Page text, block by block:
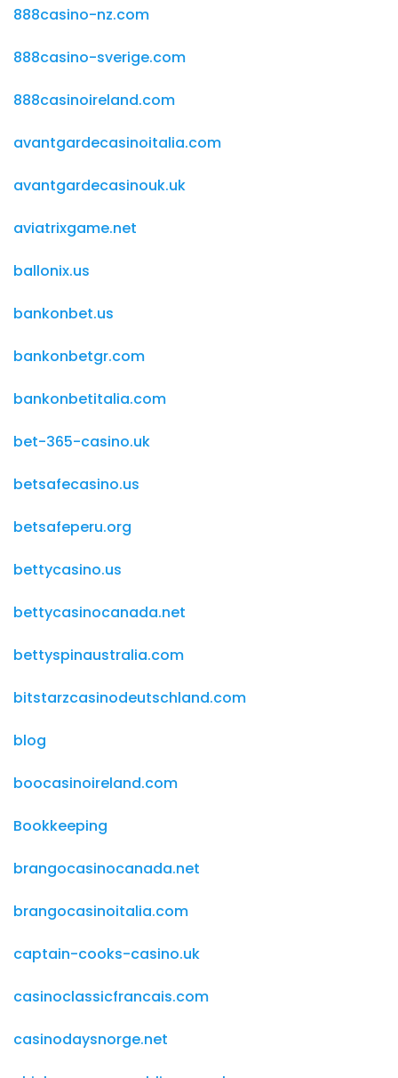
888casino-nz.com
888casino-sverige.com
888casinoireland.com
avantgardecasinoitalia.com
avantgardecasinouk.uk
aviatrixgame.net
ballonix.us
bankonbet.us
bankonbetgr.com
bankonbetitalia.com
bet-365-casino.uk
betsafecasino.us
betsafeperu.org
bettycasino.us
bettycasinocanada.net
bettyspinaustralia.com
bitstarzcasinodeutschland.com
blog
boocasinoireland.com
Bookkeeping
brangocasinocanada.net
brangocasinoitalia.com
captain-cooks-casino.uk
casinoclassicfrancais.com
casinodaysnorge.net